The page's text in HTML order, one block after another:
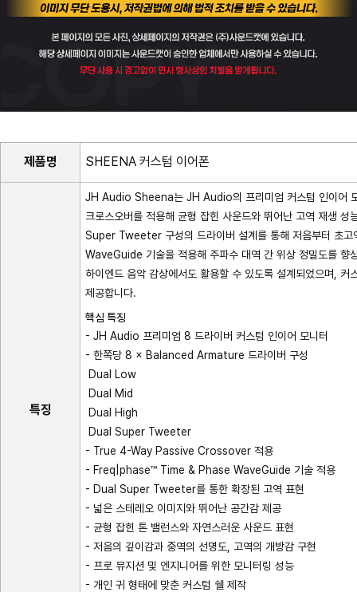
제품명 SHEENA 커스텀 이어폰
특징
JH Audio Sheena는 JH Audio의 프리미엄 커스텀 인이어
크로스오버를 적용해 균형 잡힌 사운드와 뛰어난 고역 재
Super Tweeter 구성의 드라이버 설계를 통해 저음부터 초
WaveGuide 기술을 적용해 주파수 대역 간 위상 정밀도를 향
하이엔드 음악 감상에서도 활용할 수 있도록 설계되었으며,
제공합니다.
핵심 특징
- JH Audio 프리미엄 8 드라이버 커스텀 인이어 모니터
- 한쪽당 8 × Balanced Armature 드라이버 구성
Dual Low
Dual Mid
Dual High
Dual Super Tweeter
- True 4-Way Passive Crossover 적용
- Freq|phase™ Time & Phase WaveGuide 기술 적용
- Dual Super Tweeter를 통한 확장된 고역 표현
- 넓은 스테레오 이미지와 뛰어난 공간감 제공
- 균형 잡힌 톤 밸런스와 자연스러운 사운드 표현
- 저음의 깊이감과 중역의 선명도, 고역의 개방감 구현
- 프로 뮤지션 및 엔지니어를 위한 모니터링 성능
- 개인 귀 형태에 맞춘 커스텀 쉘 제작